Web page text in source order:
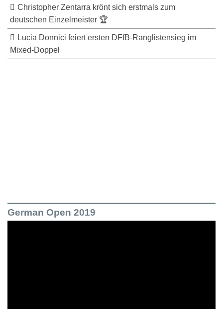
Christopher Zentarra krönt sich erstmals zum
deutschen Einzelmeister 🏆
Lucia Donnici feiert ersten DFfB-Ranglistensieg im
Mixed-Doppel
German Open 2019